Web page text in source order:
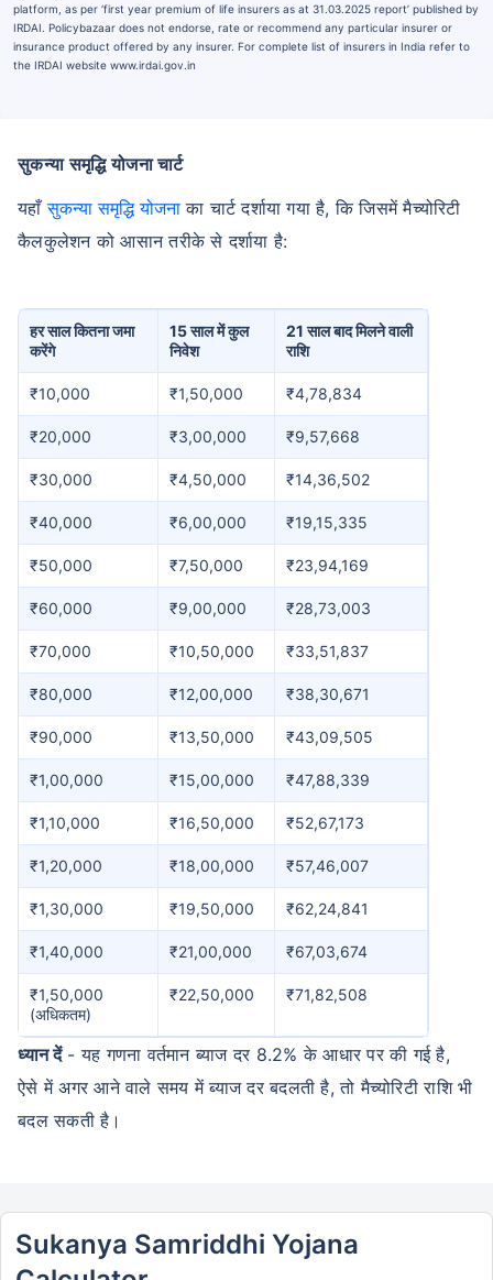
platform, as per ‘first year premium of life insurers as at 31.03.2025 report’ published by
IRDAI. Policybazaar does not endorse, rate or recommend any particular insurer or
insurance product offered by any insurer. For complete list of insurers in India refer to
the IRDAI website www.irdai.gov.in
सुकन्या समृद्धि योजना चार्ट
यहाँसुकन्या समृद्धि योजनाका चार्ट दर्शाया गया है, कि जिसमें मैच्योरिटी
कैलकुलेशन को आसान तरीके से दर्शाया है:
हर साल कितना जमा
करेंगे
15 साल में कुल
निवेश
21 साल बाद मिलने वाली
राशि
₹10,000 ₹1,50,000 ₹4,78,834
₹20,000 ₹3,00,000 ₹9,57,668
₹30,000 ₹4,50,000 ₹14,36,502
₹40,000 ₹6,00,000 ₹19,15,335
₹50,000 ₹7,50,000 ₹23,94,169
₹60,000 ₹9,00,000 ₹28,73,003
₹70,000 ₹10,50,000 ₹33,51,837
₹80,000 ₹12,00,000 ₹38,30,671
₹90,000 ₹13,50,000 ₹43,09,505
₹1,00,000 ₹15,00,000 ₹47,88,339
₹1,10,000 ₹16,50,000 ₹52,67,173
₹1,20,000 ₹18,00,000 ₹57,46,007
₹1,30,000 ₹19,50,000 ₹62,24,841
₹1,40,000 ₹21,00,000 ₹67,03,674
₹1,50,000
(अधिकतम)
₹22,50,000 ₹71,82,508
ध्यान दें- यह गणना वर्तमान ब्याज दर 8.2% के आधार पर की गई है,
ऐसे में अगर आने वाले समय में ब्याज दर बदलती है, तो मैच्योरिटी राशि भी
बदल सकती है।
Sukanya Samriddhi Yojana